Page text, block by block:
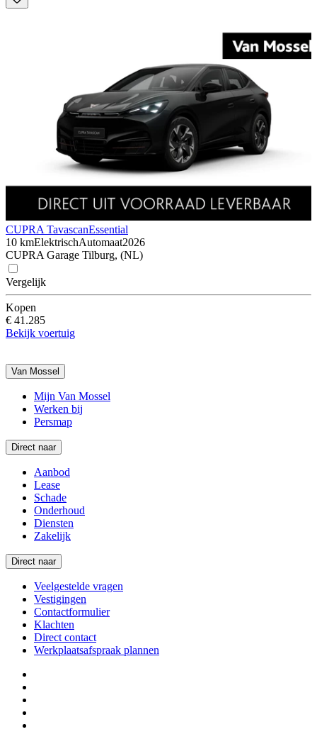
CUPRA TavascanEssential
10 kmElektrischAutomaat2026
CUPRA Garage Tilburg, (NL)
Vergelijk
Kopen
€ 41.285
Bekijk voertuig
Van Mossel
Mijn Van Mossel
Werken bij
Persmap
Direct naar
Aanbod
Lease
Schade
Onderhoud
Diensten
Zakelijk
Direct naar
Veelgestelde vragen
Vestigingen
Contactformulier
Klachten
Direct contact
Werkplaatsafspraak plannen